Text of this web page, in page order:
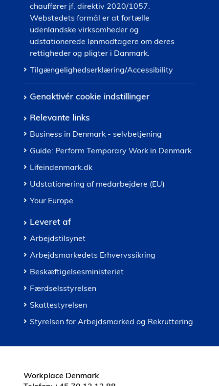
chauffører jf. direktiv 2020/1057.
Webstedets formål er at fortælle
udenlandske virksomheder og
udstationerede lønmodtagere om deres
rettigheder og pligter i Danmark.
Tilgængelighedserklæring/Accessibility
Genaktivér cookie indstillinger
Relevante links
Business in Denmark - selvbetjening
Guide: Perform Temporary Work in Denmark
Lifeindenmark.dk
Udstationering af medarbejdere (EU)
Your Europe
Leveret af
Arbejdstilsynet
Arbejdsmarkedets Erhvervssikring
Beskæftigelsesministeriet
Færdselsstyrelsen
Skattestyrelsen
Styrelsen for Arbejdsmarked og Rekruttering
Workplace Denmark